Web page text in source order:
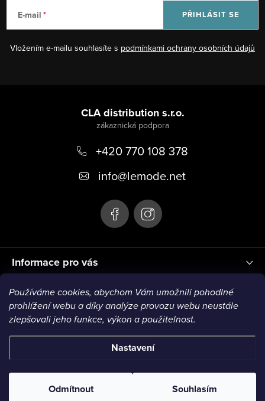
Používáme cookies, abychom Vám umožnili pohodlné
prohlížení webu a díky analýze provozu webu neustále
zlepšovali jeho funkce, výkon a použitelnost.
Nastavení
Odmítnout Souhlasím
E-mail
Vložením e-mailu souhlasíte s podmínkami ochrany osobních údajů
PŘIHLÁSIT SE
Informace pro vás
CLA distribution s.r.o.
+420 770 108 378
info@lemode.net
Blog
Copyright 2026Le Mode. Všechna práva vyhrazena.
200 Kč na
první nákup?
ANO NE